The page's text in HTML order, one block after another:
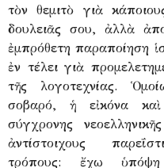
τὸν θεμιτὸ γιὰ
δουλειᾶς σου, ἀλλὰ
ἐμπρόθετη παραποίηση
ἐν τέλει γιὰ
τῆς λογοτεχνίας.
σοβαρό, ἡ εἰκόνα
σύγχρονης
ἀντίστοιχους
τρόπους: ἔχω